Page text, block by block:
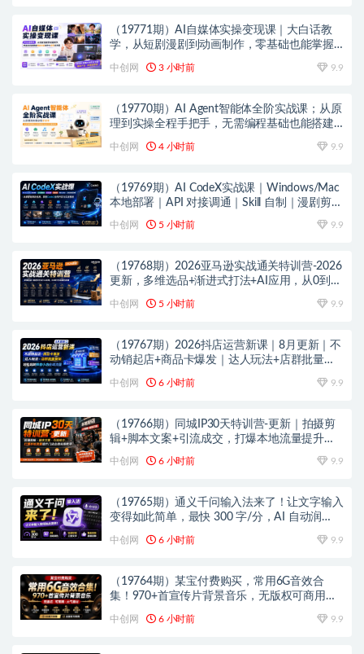
（19771期）AI自媒体实操变现课｜大白话教
学，从短剧漫剧到动画制作，零基础也能掌握
中创网 3 小时前 9.9
（19770期）AI Agent智能体全阶实战课；从原
理到实操全程手把手，无需编程基础也能搭建
中创网 4 小时前 9.9
（19769期）AI CodeX实战课｜Windows/Mac
本地部署｜API 对接调通｜Skill 自制｜漫剧剪辑
中创网 5 小时前 9.9
（19768期）2026亚马逊实战通关特训营-2026
更新，多维选品+渐进式打法+AI应用，从0到1
中创网 5 小时前 9.9
（19767期）2026抖店运营新课｜8月更新｜不
动销起店+商品卡爆发｜达人玩法+店群批量复
中创网 6 小时前 9.9
（19766期）同城IP30天特训营-更新｜拍摄剪
辑+脚本文案+引流成交，打爆本地流量提升门
中创网 6 小时前 9.9
（19765期）通义千问输入法来了！让文字输入
变得如此简单，最快 300 字/分，AI 自动润
中创网 6 小时前 9.9
（19764期）某宝付费购买，常用6G音效合
集！970+首宣传片背景音乐，无版权可商用大
中创网 6 小时前 9.9